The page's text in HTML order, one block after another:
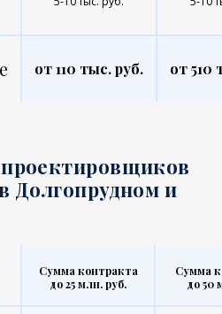
от 110 тыс. руб. от 510
Долгопрудном и
Сумма контракта
до 25 млн. руб.
Сумма
до 50